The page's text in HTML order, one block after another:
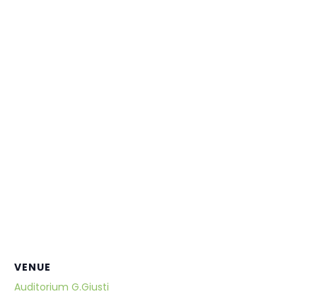
VENUE
Auditorium G.Giusti